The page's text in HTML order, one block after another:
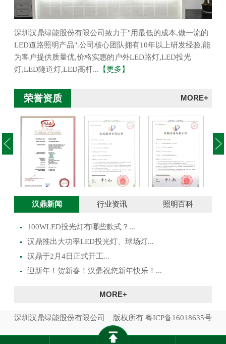
深圳汉鼎绿能股份有限公司致力于"用最低的成本,做一流的
LED道路照明产品".公司核心团队拥有10年以上研发经验,能
为客户提供质量优,价格实惠的户外LED路灯,LED投光
灯,LED隧道灯,LED高杆... 【更多】
荣誉资质 MORE+
澳大利亚SAA证
书
投光灯实用新型
投光灯外观设计
汉鼎新闻 行业资讯 照明百科
100WLED投光灯有哪些款式？...
​汉鼎推出大功率LED投光灯、球场灯...
汉鼎于2月4日正式开工...
迎新年！贺新春！汉鼎祝您新年快乐！...
MORE+
深圳汉鼎绿能股份有限公司 版权所有 粤ICP备16018635号